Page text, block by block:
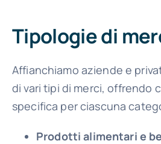
Tipologie di
Affianchiamo aziende e
di vari tipi di merci, offrendo
specifica per ciascuna
Prodotti alimentari e